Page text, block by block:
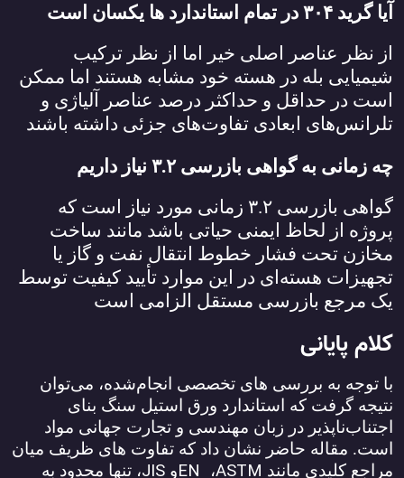
آیا گرید ۳۰۴ در تمام استاندارد ها یکسان است
از نظر عناصر اصلی خیر اما از نظر ترکیب
شیمیایی بله در هسته خود مشابه هستند اما ممکن
است در حداقل و حداکثر درصد عناصر آلیاژی و
تلرانس‌های ابعادی تفاوت‌های جزئی داشته باشند
چه زمانی به گواهی بازرسی۳.۲ نیاز داریم
گواهی بازرسی ۳.۲ زمانی مورد نیاز است که
پروژه از لحاظ ایمنی حیاتی باشد مانند ساخت
مخازن تحت فشار خطوط انتقال نفت و گاز یا
تجهیزات هسته‌ای در این موارد تأیید کیفیت توسط
یک مرجع بازرسی مستقل الزامی است
کلام پایانی
با توجه به بررسی‌ های تخصصی انجام‌شده، می‌توان
نتیجه گرفت که استاندارد ورق استیل سنگ بنای
اجتناب‌ناپذیر در زبان مهندسی و تجارت جهانی مواد
است. مقاله حاضر نشان داد که تفاوت‌ های ظریف میان
مراجع کلیدی مانند ASTM، ENو JIS، تنها محدود به